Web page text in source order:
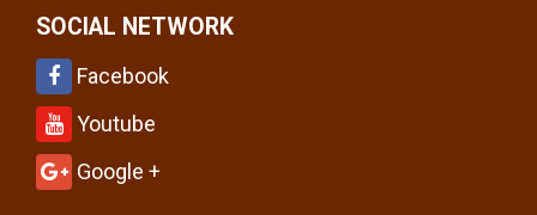
SOCIAL NETWORK
Facebook
Youtube
Google +